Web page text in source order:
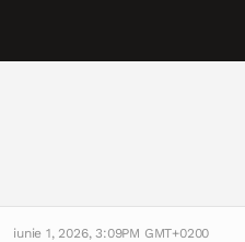
iunie 1, 2026, 3:09PM GMT+0200